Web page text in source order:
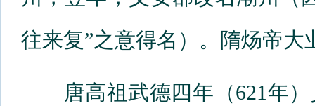
往来复”之意得名）。隋炀帝
唐高祖武德四年（621年）